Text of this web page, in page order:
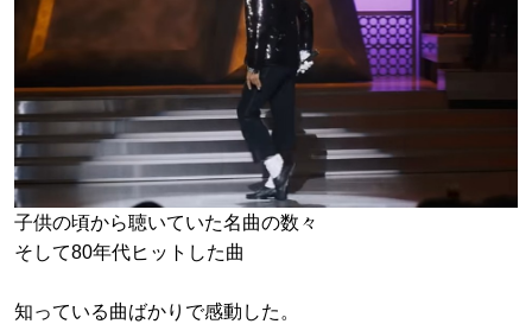
子供の頃から聴いていた名曲の数々
そして80年代ヒットした曲
知っている曲ばかりで感動した。